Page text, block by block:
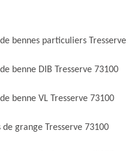
bennes particuliers
benne DIB Tresserve 73100
benne VL Tresserve 73100
de grange Tresserve 73100